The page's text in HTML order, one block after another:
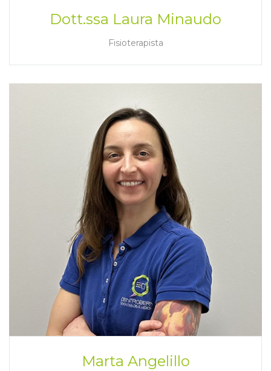
Dott.ssa Laura Minaudo
Fisioterapista
Marta Angelillo